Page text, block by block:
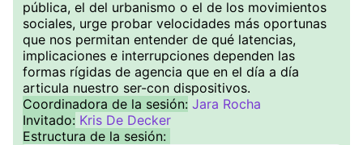
pública, el del urbanismo o el de los movimientos
sociales, urge probar velocidades más oportunas
que nos permitan entender de qué latencias,
implicaciones e interrupciones dependen las
formas rígidas de agencia que en el día a día
articula nuestro ser-con dispositivos.
Coordinadora de la sesión: Jara Rocha
Invitado: Kris De Decker
Estructura de la sesión: